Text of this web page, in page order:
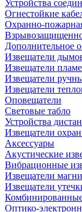
Устройства
Огнестойкие
Охранно-
Дополнительное
Извещатели
Извещатели
Извещатели
Извещатели
Оповещатели
Световые табло
Устройства
Извещатели
Аксессуары
Акустические
Вибрационные
Извещатели
Извещатели
Оптико-